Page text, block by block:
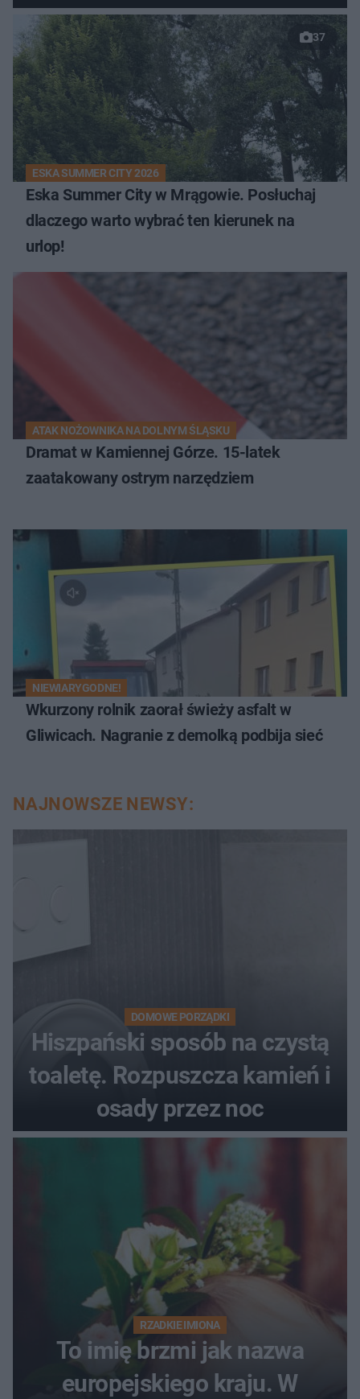
37
ESKA SUMMER CITY 2026
Eska Summer City w Mrągowie. Posłuchaj
dlaczego warto wybrać ten kierunek na
urlop!
ATAK NOŻOWNIKA NA DOLNYM ŚLĄSKU
Dramat w Kamiennej Górze. 15-latek
zaatakowany ostrym narzędziem
NIEWIARYGODNE!
Wkurzony rolnik zaorał świeży asfalt w
Gliwicach. Nagranie z demolką podbija sieć
NAJNOWSZE NEWSY:
DOMOWE PORZĄDKI
Hiszpański sposób na czystą
toaletę. Rozpuszcza kamień i
osady przez noc
RZADKIE IMIONA
To imię brzmi jak nazwa
europejskiego kraju. W